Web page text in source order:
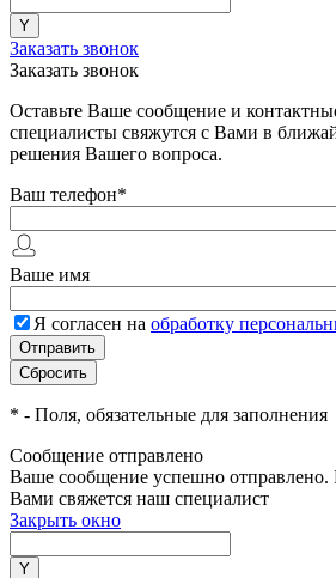
Заказать звонок
Заказать звонок
Оставьте Ваше сообщение и
специалисты свяжутся с Вами в
решения Вашего вопроса.
Ваш телефон*
Ваше имя
Я согласен на обработку
* - Поля, обязательные для заполнения
Сообщение отправлено
Ваше сообщение успешно
Вами свяжется наш специалист
Закрыть окно